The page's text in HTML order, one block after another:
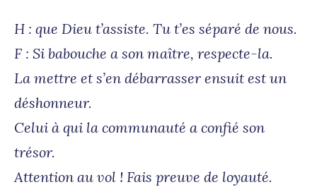
H : que Dieu t’assiste. Tu t’es séparé de nous.
F : Si babouche a son maître, respecte-la.
La mettre et s’en débarrasser ensuit est un
déshonneur.
Celui à qui la communauté a confié son
trésor.
Attention au vol ! Fais preuve de loyauté.